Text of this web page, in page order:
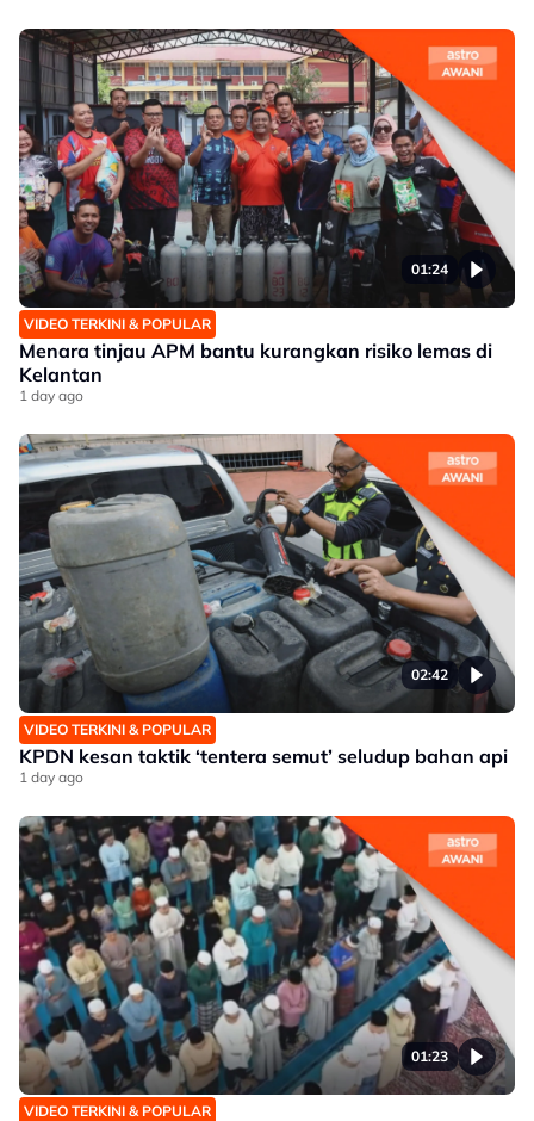
01:24
VIDEO TERKINI & POPULAR
Menara tinjau APM bantu kurangkan risiko lemas di
Kelantan
1 day ago
02:42
VIDEO TERKINI & POPULAR
KPDN kesan taktik ‘tentera semut’ seludup bahan api
1 day ago
01:23
VIDEO TERKINI & POPULAR